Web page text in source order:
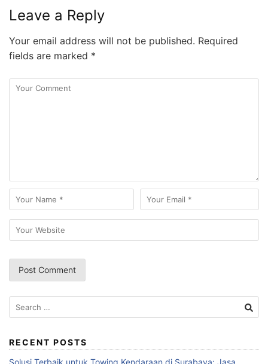
Leave a Reply
Your email address will not be published. Required
fields are marked *
Search
for:
RECENT POSTS